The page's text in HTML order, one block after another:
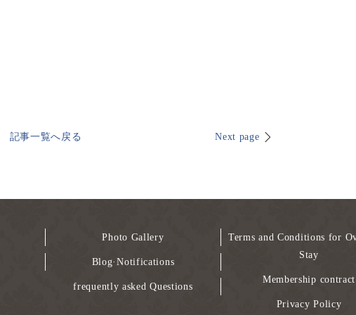
記事一覧へ戻る Next page
Photo Gallery
Blog·Notifications
frequently asked Questions
Terms and Conditions for
Stay
Membership contract
Privacy Policy